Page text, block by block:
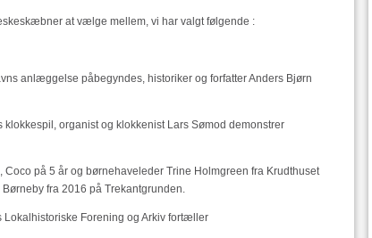
at vælge mellem, vi har valgt følgende :
anlæggelse påbegyndes, historiker og forfatter Anders Bjørn
klokkespil, organist og klokkenist Lars Sømod demonstrer
Coco på 5 år og børnehaveleder Trine Holmgreen fra Krudthuset
fra 2016 på Trekantgrunden.
Lokalhistoriske Forening og Arkiv fortæller